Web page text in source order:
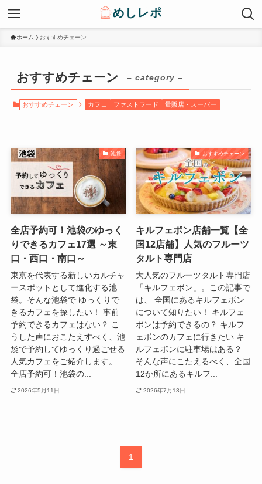
ホーム おすすめチェーン
おすすめチェーン – category –
おすすめチェーン カフェ ファストフード 量販店・スーパー
池袋
全店予約可！池袋のゆっく
りできるカフェ17選 ～東
口・西口・南口～
東京を代表する新しいカルチャ
ースポットとして進化する池
袋。そんな池袋で ゆっくりで
きるカフェを探したい！ 事前
予約できるカフェはない？ こ
うした声におこたえすべく、池
袋で予約してゆっくり過ごせる
人気カフェをご紹介します。
全店予約可！池袋の...
2026年5月11日
おすすめチェーン
キルフェボン店舗一覧【全
国12店舗】人気のフルーツ
タルト専門店
大人気のフルーツタルト専門店
「キルフェボン」。この記事で
は、 全国にあるキルフェボン
について知りたい！ キルフェ
ボンは予約できるの？ キルフ
ェボンのカフェに行きたい キ
ルフェボンに駐車場はある？
そんな声にこたえるべく、全国
12か所にあるキルフ...
2026年7月13日
1